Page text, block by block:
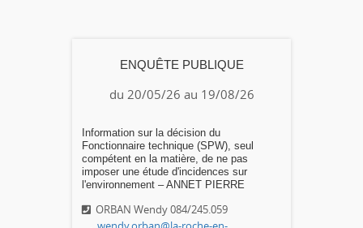
ENQUÊTE PUBLIQUE
du 20/05/26 au 19/08/26
Information sur la décision du
Fonctionnaire technique (SPW), seul
compétent en la matière, de ne pas
imposer une étude d'incidences sur
l'environnement – ANNET PIERRE
ORBAN Wendy 084/245.059